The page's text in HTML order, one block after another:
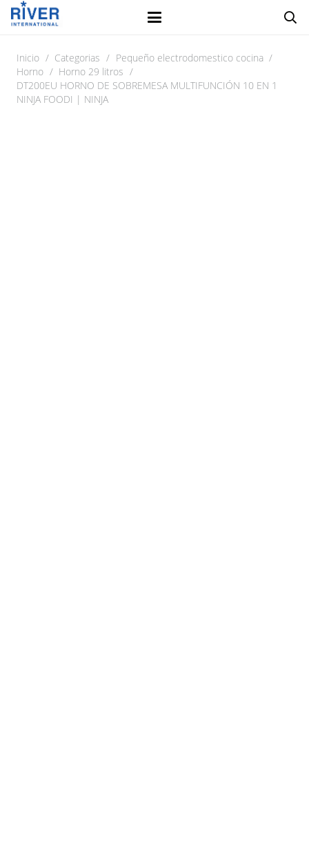
Inicio / Categorias / Pequeño electrodomestico cocina /
Horno / Horno 29 litros /
DT200EU HORNO DE SOBREMESA MULTIFUNCIÓN 10 EN 1
NINJA FOODI | NINJA